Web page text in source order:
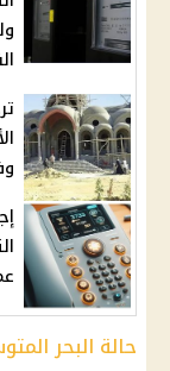
حالة البحر